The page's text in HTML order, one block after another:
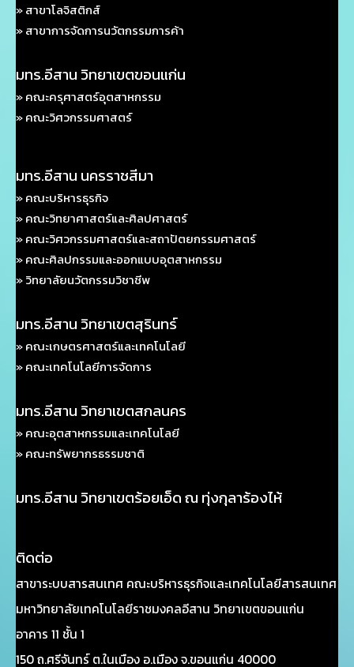
» สาขาโลจิสติกส์
» สาขาการจัดการนวัตกรรมการค้า
มทร.อีสาน วิทยาเขตขอนแก่น
» คณะครุศาสตร์อุตสาหกรรม
» คณะวิศวกรรมศาสตร์
มทร.อีสาน นครราชสีมา
» คณะบริหารธุรกิจ
» คณะวิทยาศาสตร์และศิลปศาสตร์
» คณะวิศวกรรมศาสตร์และสถาปัตยกรรมศาสตร์
» คณะศิลปกรรมและออกแบบอุตสาหกรรม
» วิทยาลัยนวัตกรรมวิชาชีพ
มทร.อีสาน วิทยาเขตสุรินทร์
» คณะเกษตรศาสตร์และเทคโนโลยี
» คณะเทคโนโลยีการจัดการ
มทร.อีสาน วิทยาเขตสกลนคร
» คณะอุตสาหกรรมและเทคโนโลยี
» คณะทรัพยากรธรรมชาติ
มทร.อีสาน วิทยาเขตร้อยเอ็ด ณ ทุ่งกุลาร้องไห้
ติดต่อ
สาขาระบบสารสนเทศ คณะบริหารธุรกิจและเทคโนโลยีสารสนเทศ
มหาวิทยาลัยเทคโนโลยีราชมงคลอีสาน วิทยาเขตขอนแก่น
อาคาร 11 ชั้น 1
150 ถ.ศรีจันทร์ ต.ในเมือง อ.เมือง จ.ขอนแก่น 40000